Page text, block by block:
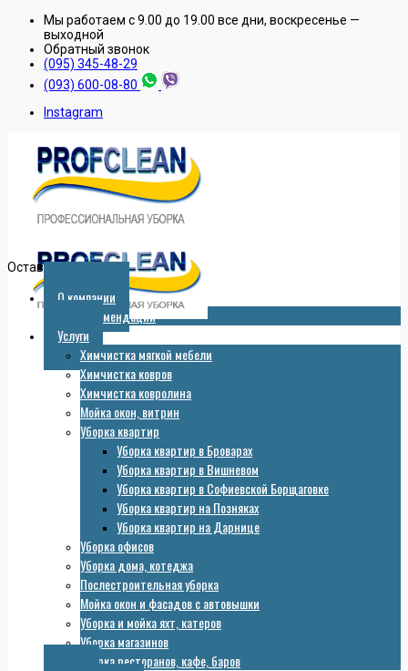
Мы работаем с 9.00 до 19.00 все дни, воскресенье —
выходной
Обратный звонок
(095) 345-48-29
(093) 600-08-80
Instagram
Оставить заявку
О компании
Рекомендации
Услуги
Химчистка мягкой мебели
Химчистка ковров
Химчистка ковролина
Мойка окон, витрин
Уборка квартир
Уборка квартир в Броварах
Уборка квартир в Вишневом
Уборка квартир в Софиевской Борщаговке
Уборка квартир на Позняках
Уборка квартир на Дарнице
Уборка офисов
Уборка дома, котеджа
Послестроительная уборка
Мойка окон и фасадов с автовышки
Уборка и мойка яхт, катеров
Уборка магазинов
Уборка ресторанов, кафе, баров